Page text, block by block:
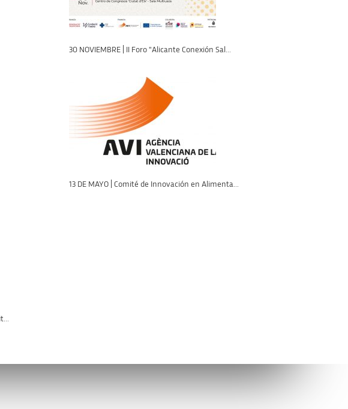
30 NOVIEMBRE | II Foro "Alicante Conexión Sal...
13 DE MAYO | Comité de Innovación en Alimenta...